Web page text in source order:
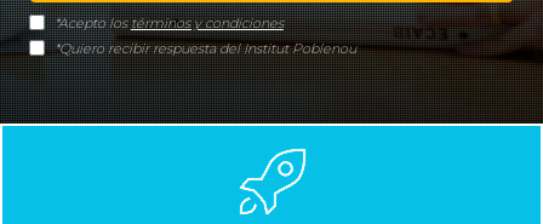
*Acepto lostérminos y condiciones
*Quiero recibir respuesta del Institut Poblenou